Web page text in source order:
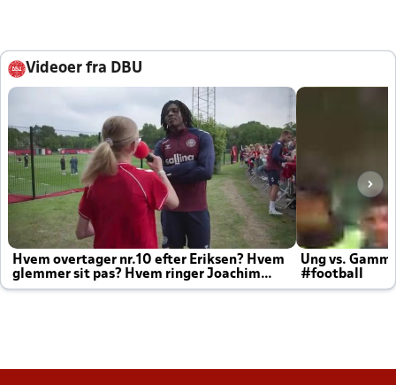
Videoer fra DBU
Hvem overtager nr.10 efter Eriksen? Hvem
glemmer sit pas? Hvem ringer Joachim
altid til efter kampe?
Ung vs.
#football